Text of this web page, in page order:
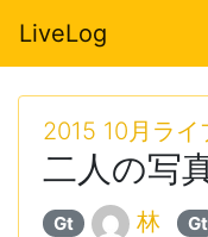
LiveLog
2015 10月ライ
二人の写
Gt 林 Gt